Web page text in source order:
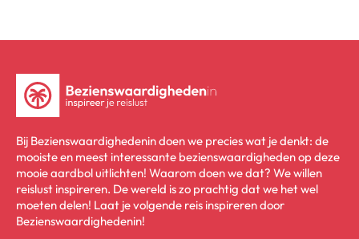
Bij Bezienswaardighedenin doen we precies wat je denkt: de
mooiste en meest interessante bezienswaardigheden op deze
mooie aardbol uitlichten! Waarom doen we dat? We willen
reislust inspireren. De wereld is zo prachtig dat we het wel
moeten delen! Laat je volgende reis inspireren door
Bezienswaardighedenin!